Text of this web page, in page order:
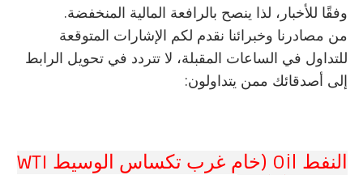
وفقًا للأخبار، لذا ينصح بالرافعة المالية المنخفضة.
من مصادرنا وخبرائنا نقدم لكم الإشارات المتوقعة
للتداول في الساعات المقبلة، لا تتردد في تحويل الرابط
إلى أصدقائك ممن يتداولون:
النفط Oil (خام غرب تكساس الوسيط WTI